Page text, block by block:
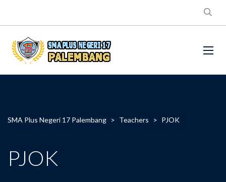
SMA Plus Negeri 17 Palembang > Teachers > PJOK
PJOK